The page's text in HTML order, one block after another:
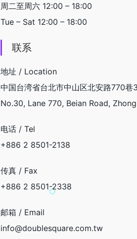
周二至周六 12:00 – 18:00
Tue – Sat 12:00 – 18:00
联系
地址 / Location
中国台湾省台北市中山区北安路770
No.30, Lane 770, Beian Road,
电话 / Tel
+886 2 8501-2138
传真 / Fax
+886 2 8501-2338
邮箱 / Email
info@doublesquare.com.tw